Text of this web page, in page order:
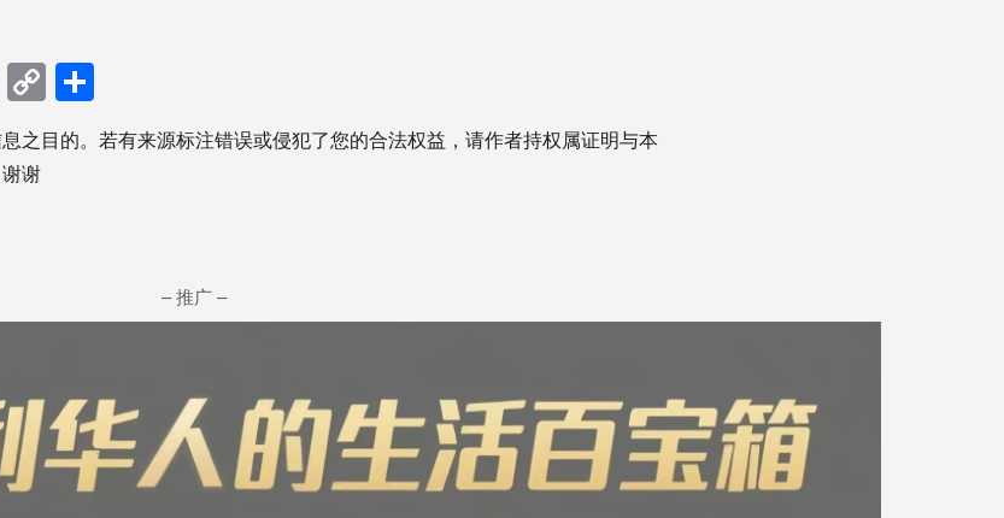
PrintCopy
Link享
之目的。若有来源标注错误或侵犯了您的合法权益，请作者持权属证明与本
谢
– 推广 –